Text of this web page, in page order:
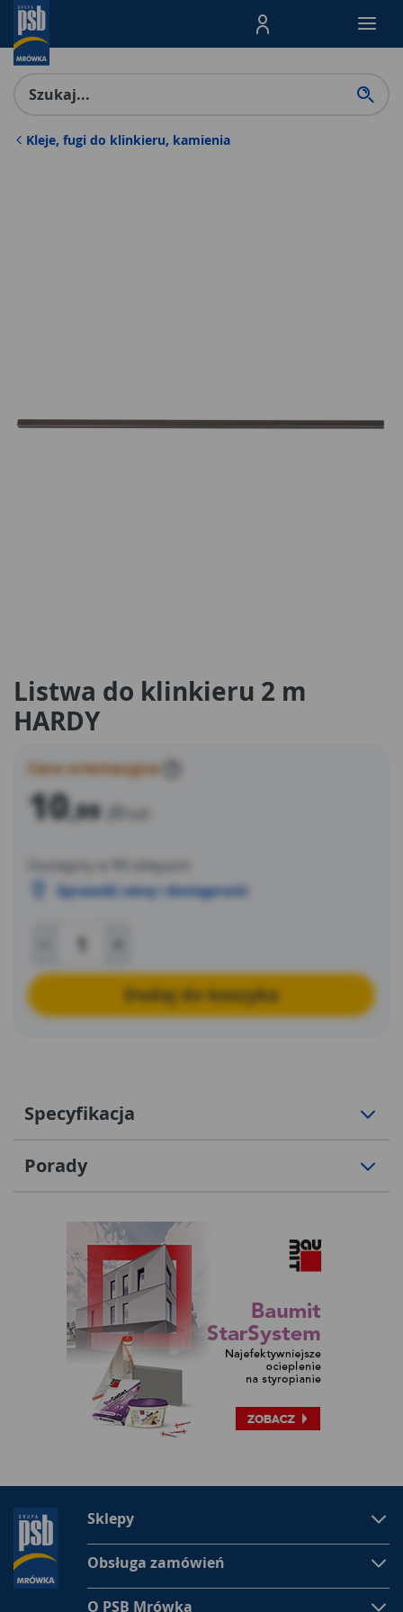
Menu Produktów,
Kleje, fugi do klinkieru, kamienia
Listwa do klinkieru 2 m
HARDY
Cena orientacyjna
10,99 zł
Dostępny w
sklepach
Sprawdź cenę i dostępność
Dodaj do koszyka
Specyfikacja
Porady
Sklepy
Obsługa zamówień
O PSB Mrówka